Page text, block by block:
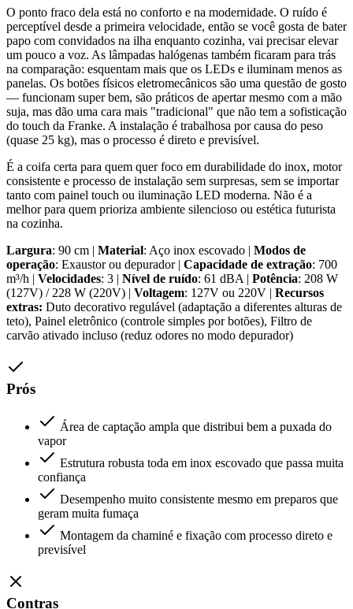
O ponto fraco dela está no conforto e na modernidade. O ruído é
perceptível desde a primeira velocidade, então se você gosta de bater
papo com convidados na ilha enquanto cozinha, vai precisar elevar
um pouco a voz. As lâmpadas halógenas também ficaram para trás
na comparação: esquentam mais que os LEDs e iluminam menos as
panelas. Os botões físicos eletromecânicos são uma questão de gosto
— funcionam super bem, são práticos de apertar mesmo com a mão
suja, mas dão uma cara mais "tradicional" que não tem a sofisticação
do touch da Franke. A instalação é trabalhosa por causa do peso
(quase 25 kg), mas o processo é direto e previsível.
É a coifa certa para quem quer foco em durabilidade do inox, motor
consistente e processo de instalação sem surpresas, sem se importar
tanto com painel touch ou iluminação LED moderna. Não é a
melhor para quem prioriza ambiente silencioso ou estética futurista
na cozinha.
Largura: 90 cm | Material: Aço inox escovado | Modos de
operação: Exaustor ou depurador | Capacidade de extração: 700
m³/h | Velocidades: 3 | Nível de ruído: 61 dBA | Potência: 208 W
(127V) / 228 W (220V) | Voltagem: 127V ou 220V | Recursos
extras: Duto decorativo regulável (adaptação a diferentes alturas de
teto), Painel eletrônico (controle simples por botões), Filtro de
carvão ativado incluso (reduz odores no modo depurador)
Prós
Área de captação ampla que distribui bem a puxada do
vapor
Estrutura robusta toda em inox escovado que passa muita
confiança
Desempenho muito consistente mesmo em preparos que
geram muita fumaça
Montagem da chaminé e fixação com processo direto e
previsível
Contras